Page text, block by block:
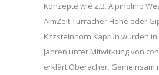
Konzepte wie z.B. Alpinolino
AlmZeit Turracher Höhe oder
Kitzsteinhorn Kaprun wurden
Jahren unter Mitwirkung von
erklärt Oberacher. Gemeinsam